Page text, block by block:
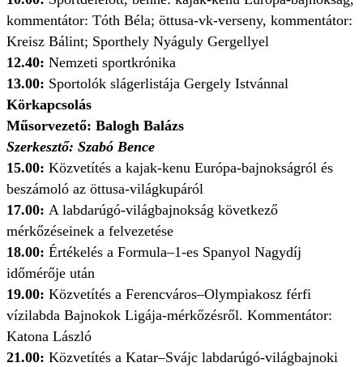
kommentátor: Tóth Béla; öttusa-vk-verseny, kommentátor:
Kreisz Bálint; Sporthely Nyáguly Gergellyel
12.40: Nemzeti sportkrónika
13.00: Sportolók slágerlistája Gergely Istvánnal
Körkapcsolás
Műsorvezető: Balogh Balázs
Szerkesztő: Szabó Bence
15.00: Közvetítés a kajak-kenu Európa-bajnokságról és
beszámoló az öttusa-világkupáról
17.00: A labdarúgó-világbajnokság következő
mérkőzéseinek a felvezetése
18.00: Értékelés a Formula–1-es Spanyol Nagydíj
időmérője után
19.00: Közvetítés a Ferencváros–Olympiakosz férfi
vízilabda Bajnokok Ligája-mérkőzésről. Kommentátor:
Katona László
21.00: Közvetítés a Katar–Svájc labdarúgó-világbajnoki